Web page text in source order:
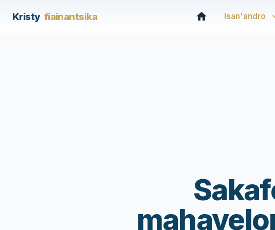
Kristy fiainantsika Isan'andro